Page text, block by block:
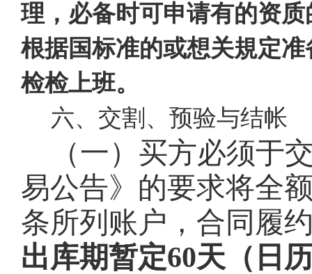
理，必备时可申请有的资
根据国标准的或想关規定
检检上班。
六、交割、预验与结帐
（一）买方必须于
易公告》的要求将全
条所列账户，合同履
出库期暂定60天（日